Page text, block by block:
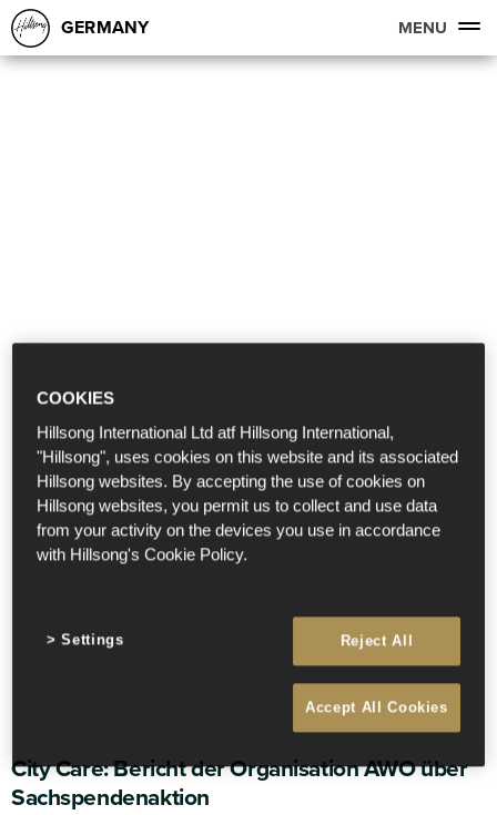
GERMANY MENU
City Care: Bericht der Organisation AWO über
Sachspendenaktion
COOKIES
Hillsong International Ltd atf Hillsong International,
"Hillsong", uses cookies on this website and its associated
Hillsong websites. By accepting the use of cookies on
Hillsong websites, you permit us to collect and use data
from your activity on the devices you use in accordance
with Hillsong's Cookie Policy.
Reject All
Accept All Cookies
Settings